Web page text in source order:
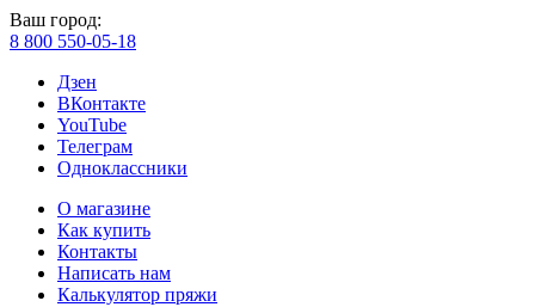
Ваш город:
8 800 550-05-18
Дзен
ВКонтакте
YouTube
Телеграм
Одноклассники
О магазине
Как купить
Контакты
Написать нам
Калькулятор пряжи